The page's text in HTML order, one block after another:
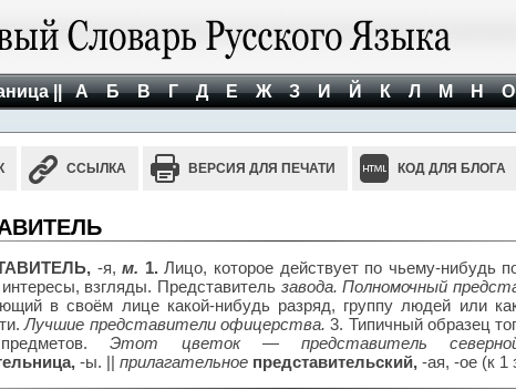
|| А Б В Г Д Е Ж З И Й К Л М Н
ССЫЛКА ВЕРСИЯ ДЛЯ ПЕЧАТИ КОД ДЛЯ БЛОГА
-я, м. 1.Лицо, которое действует по чьему-нибудь
взгляды. Представитель завода. Полномочный
в своём лице какой-нибудь разряд, группу людей или
Лучшие представители офицерства. 3. Типичный образец
Этот цветок — представитель
-ы. || прилагательное представительский, -ая, -ое (к 1